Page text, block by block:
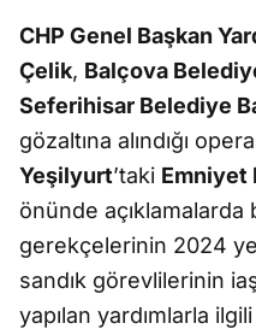
CHP Genel Başkan
Çelik, Balçova
Seferihisar Belediye
gözaltına alındığı
Yeşilyurt’taki Emniyet
önünde açıklamalarda
gerekçelerinin 2024
sandık görevlilerinin
yapılan yardımlarla